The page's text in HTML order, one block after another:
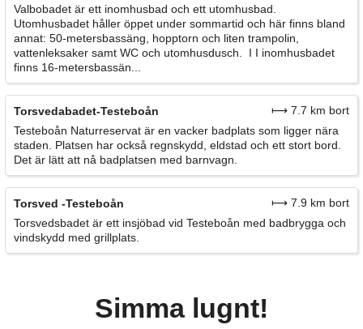
Valbobadet är ett inomhusbad och ett utomhusbad.
Utomhusbadet håller öppet under sommartid och här finns bland
annat: 50-metersbassäng, hopptorn och liten trampolin,
vattenleksaker samt WC och utomhusdusch. I I inomhusbadet
finns 16-metersbassän...
Torsvedabadet-Testeboån
⟼ 7.7 km bort
Testeboån Naturreservat är en vacker badplats som ligger nära
staden. Platsen har också regnskydd, eldstad och ett stort bord.
Det är lätt att nå badplatsen med barnvagn.
Torsved -Testeboån
⟼ 7.9 km bort
Torsvedsbadet är ett insjöbad vid Testeboån med badbrygga och
vindskydd med grillplats.
Simma lugnt!